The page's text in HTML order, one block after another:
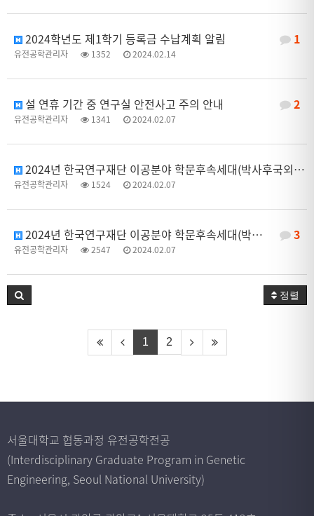
1
2024학년도 제1학기 등록금 수납계획 알림
유전공학관리자 1352 2024.02.14
2
설 연휴 기간 중 연구실 안전사고 주의 안내
유전공학관리자 1341 2024.02.07
2024년 한국연구재단 이공분야 학문후속세대(박사후국외연수) 신규과제 공모 안내
유전공학관리자 1524 2024.02.07
3
2024년 한국연구재단 이공분야 학문후속세대(박사과정생연구장려금) 신규과제 공모 안내
유전공학관리자 2547 2024.02.07
정렬
1 2
서울대학교 협동과정 유전공학전공
(Interdisciplinary Graduate Program in Genetic
Engineering, Seoul National University)